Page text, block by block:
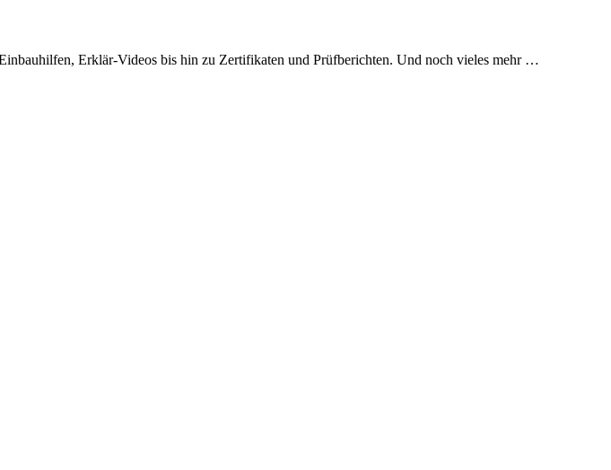
Erklär-Videos bis hin zu Zertifikaten und Prüfberichten. Und noch vieles mehr …